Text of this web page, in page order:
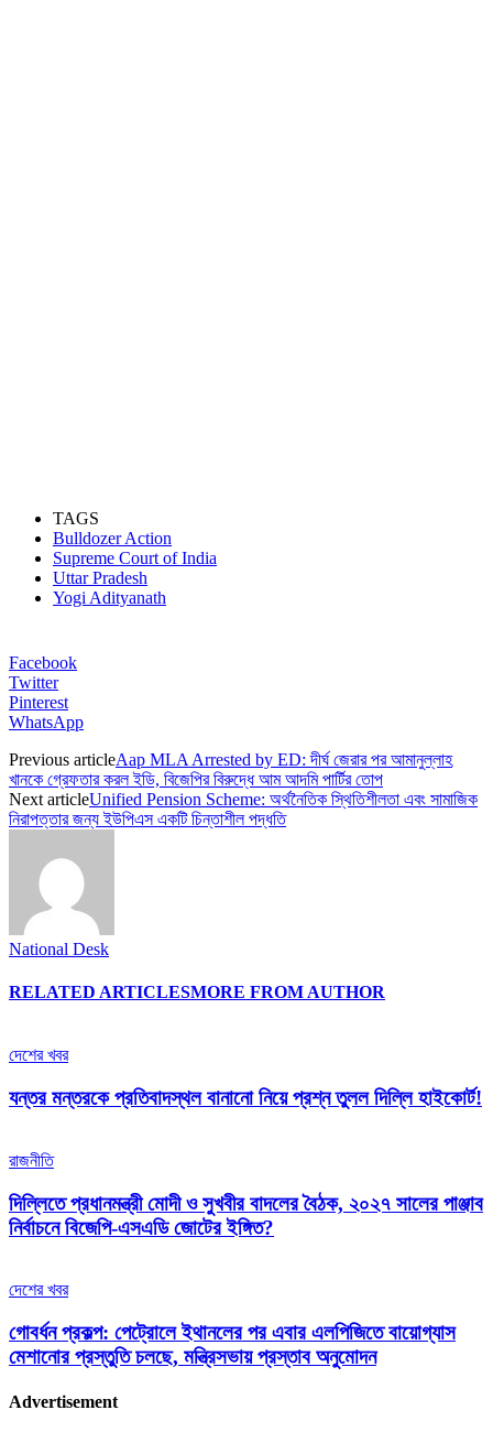
TAGS
Bulldozer Action
Supreme Court of India
Uttar Pradesh
Yogi Adityanath
Facebook
Twitter
Pinterest
WhatsApp
Previous articleAap MLA Arrested by ED: দীর্ঘ জেরার পর আমানুল্লাহ
খানকে গ্রেফতার করল ইডি, বিজেপির বিরুদ্ধে আম আদমি পার্টির তোপ
Next articleUnified Pension Scheme: অর্থনৈতিক স্থিতিশীলতা এবং সামাজিক
নিরাপত্তার জন্য ইউপিএস একটি চিন্তাশীল পদ্ধতি
National Desk
RELATED ARTICLESMORE FROM AUTHOR
দেশের খবর
যন্তর মন্তরকে প্রতিবাদস্থল বানানো নিয়ে প্রশ্ন তুলল দিল্লি হাইকোর্ট!
রাজনীতি
দিল্লিতে প্রধানমন্ত্রী মোদী ও সুখবীর বাদলের বৈঠক, ২০২৭ সালের পাঞ্জাব
নির্বাচনে বিজেপি-এসএডি জোটের ইঙ্গিত?
দেশের খবর
গোবর্ধন প্রকল্প: পেট্রোলে ইথানলের পর এবার এলপিজিতে বায়োগ্যাস
মেশানোর প্রস্তুতি চলছে, মন্ত্রিসভায় প্রস্তাব অনুমোদন
Advertisement